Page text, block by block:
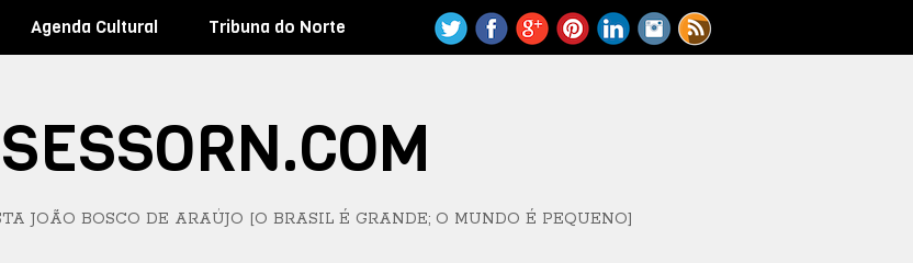
Agenda Cultural Tribuna do Norte
JOÃO BOSCO DE ARAÚJO [O BRASIL É GRANDE; O MUNDO É PEQUENO]